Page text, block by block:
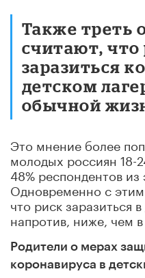
Также треть
считают, что
заразиться
детском
обычной
Это мнение более
молодых россиян 18-
48% респондентов из
Одновременно с этим
что риск заразиться
напротив, ниже, чем в
Родители о мерах
коронавируса в